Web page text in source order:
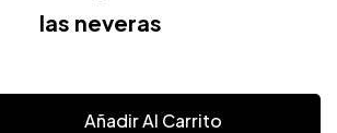
las neveras
Añadir Al Carrito